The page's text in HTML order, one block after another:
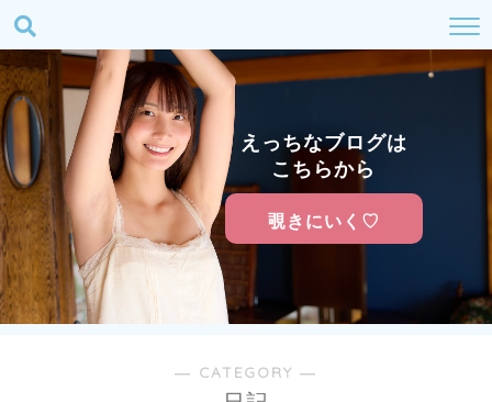
えっちなブログは
こちらから
覗きにいく♡
― CATEGORY ―